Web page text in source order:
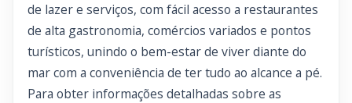
de lazer e serviços, com fácil acesso a restaurantes
de alta gastronomia, comércios variados e pontos
turísticos, unindo o bem-estar de viver diante do
mar com a conveniência de ter tudo ao alcance a pé.
Para obter informações detalhadas sobre as